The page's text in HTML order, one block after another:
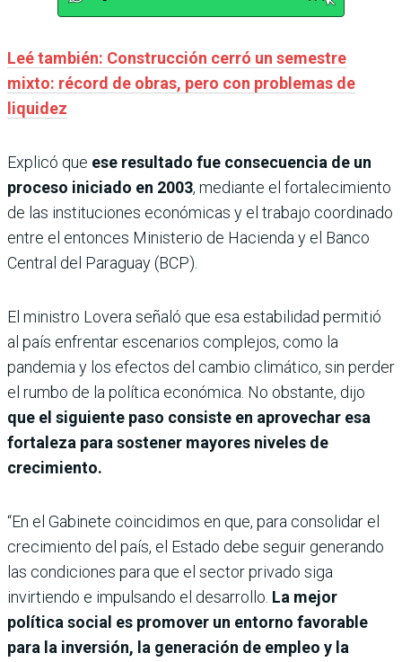
Leé también: Construcción cerró un semestre
mixto: récord de obras, pero con problemas de
liquidez
Explicó que ese resultado fue consecuencia de un
proceso iniciado en 2003, mediante el fortalecimiento
de las instituciones económicas y el trabajo coordinado
entre el entonces Ministerio de Hacienda y el Banco
Central del Paraguay (BCP).
El ministro Lovera señaló que esa estabilidad permitió
al país enfrentar escenarios complejos, como la
pandemia y los efectos del cambio climático, sin perder
el rumbo de la política económica. No obstante, dijo
que el siguiente paso consiste en aprovechar esa
fortaleza para sostener mayores niveles de
crecimiento.
“En el Gabinete coincidimos en que, para consolidar el
crecimiento del país, el Estado debe seguir generando
las condiciones para que el sector privado siga
invirtiendo e impulsando el desarrollo. La mejor
política social es promover un entorno favorable
para la inversión, la generación de empleo y la